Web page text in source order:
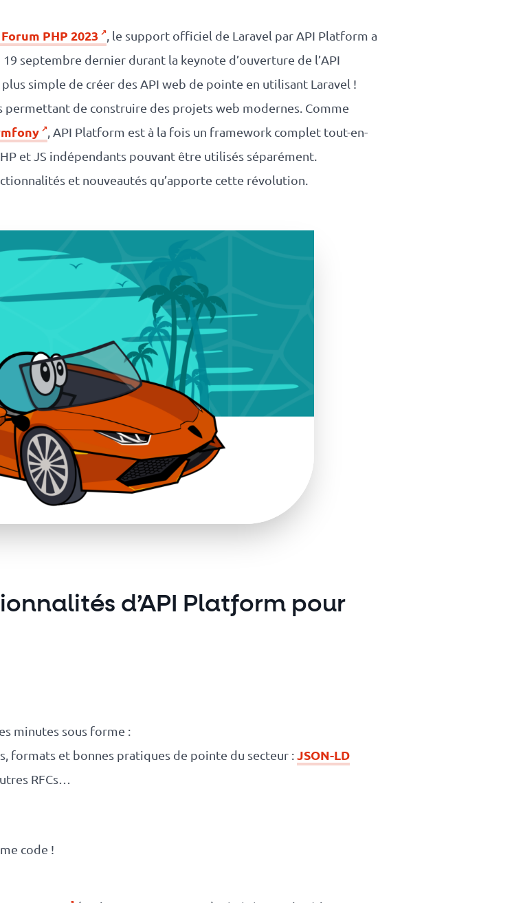
PHP 2023
, le support officiel de Laravel par API Platform a
19 septembre dernier durant la keynote d’ouverture de l’API
simple de créer des API web de pointe en utilisant Laravel !
permettant de construire des projets web modernes. Comme
, API Platform est à la fois un framework complet tout-en-
et JS indépendants pouvant être utilisés séparément.
et nouveautés qu’apporte cette révolution.
d’API Platform pour
minutes sous forme :
formats et bonnes pratiques de pointe du secteur :JSON-LD
RFCs…
code !